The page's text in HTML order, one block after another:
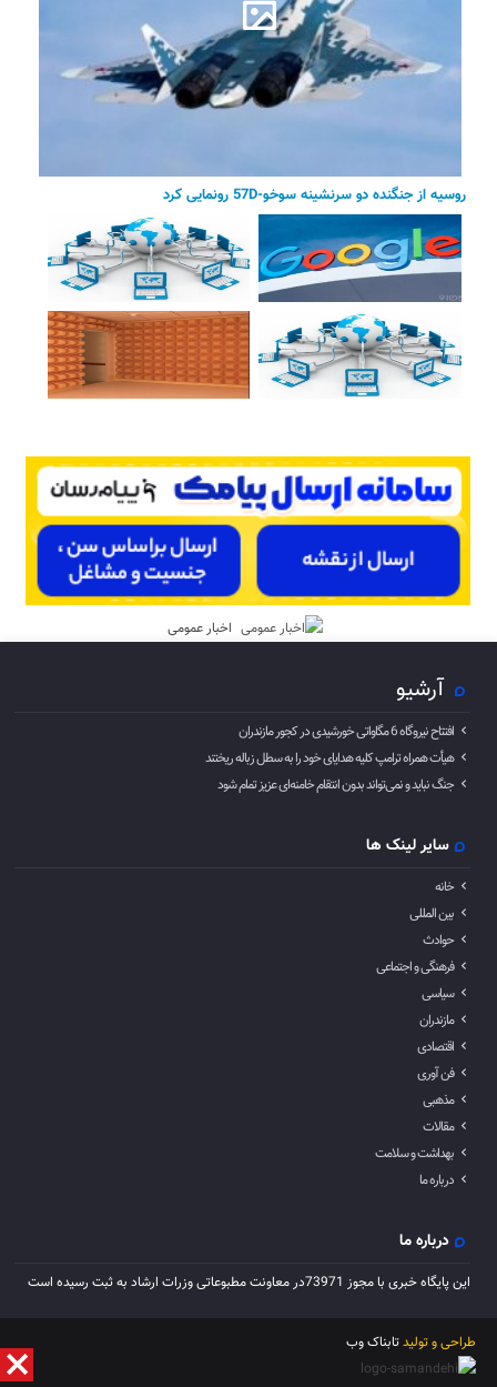
روسیه از جنگنده دو سرنشینه سوخو-57D رونمایی کرد
اخبار عمومی
آرشیو
افتتاح نیروگاه 6 مگاواتی خورشیدی در کجور مازندران
هیأت همراه ترامپ کلیه هدایای خود را به سطل زباله ریختند
جنگ نباید و نمی‌تواند بدون انتقام خامنه‌ای عزیز تمام شود
سایر لینک ها
خانه
بین المللی
حوادث
فرهنگی و اجتماعی
سیاسی
مازندران
اقتصادی
فن آوری
مذهبی
مقالات
بهداشت و سلامت
درباره ما
درباره ما
این پایگاه خبری با مجوز 73971در معاونت مطبوعاتی وزرات ارشاد به ثبت رسیده است
طراحی و تولیدتابناک وب